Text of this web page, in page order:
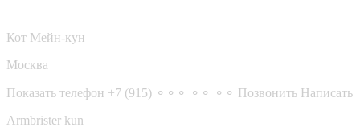
Кот Мейн-кун
Москва
Показать телефон +7 (915) ⚬⚬⚬ ⚬⚬ ⚬⚬ Позвонить Написать
Armbrister kun